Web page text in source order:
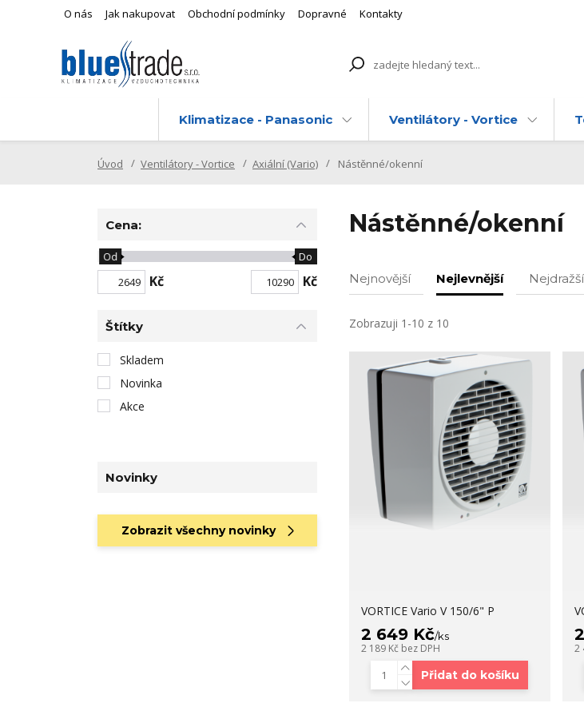
O nás Jak nakupovat Obchodní podmínky Dopravné Kontakty
Klimatizace - Panasonic Ventilátory - Vortice
Úvod Ventilátory - Vortice Axiální (Vario) Nástěnné/okenní
Nástěnné/okenní
Nejnovější Nejlevnější Nejdražší
Zobrazuji 1-10 z 10
VORTICE Vario V 150/6" P
2 649 Kč/ks
2 189 Kč bez DPH
Přidat do košíku
2
Cena:
Kč
Od Do
Kč
Štítky
Skladem
Novinka
Akce
Novinky
Zobrazit všechny novinky